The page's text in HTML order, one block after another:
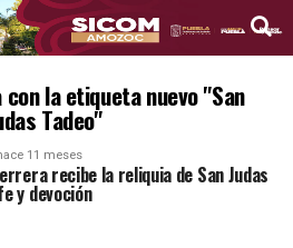
la etiqueta nuevo "San
Tadeo"
11 meses
recibe la reliquia de San Judas
y devoción